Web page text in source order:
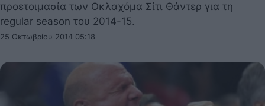
προετοιμασία των Οκλαχόμα Σίτι Θάντερ για τη
regular season του 2014-15.
25 Οκτωβρίου 2014 05:18